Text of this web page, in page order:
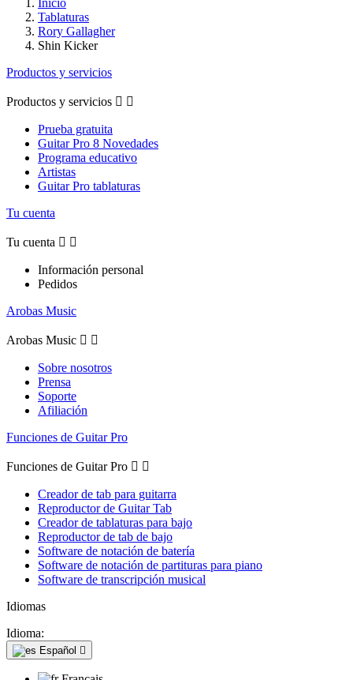
Tablaturas
Rory Gallagher
Shin Kicker
Productos y servicios
Productos y servicios  
Prueba gratuita
Guitar Pro 8 Novedades
Programa educativo
Artistas
Guitar Pro tablaturas
Tu cuenta
Tu cuenta  
Información personal
Pedidos
Arobas Music
Arobas Music  
Sobre nosotros
Prensa
Soporte
Afiliación
Funciones de Guitar Pro
Funciones de Guitar Pro  
Creador de tab para guitarra
Reproductor de Guitar Tab
Creador de tablaturas para bajo
Reproductor de tab de bajo
Software de notación de batería
Software de notación de partituras para piano
Software de transcripción musical
Idiomas
Idioma:
Español 